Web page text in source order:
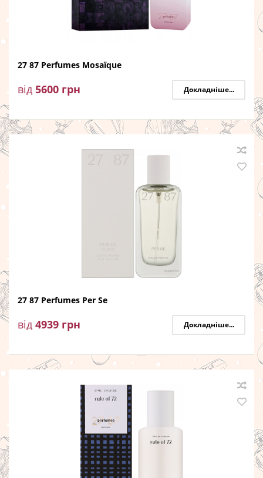
27 87 Perfumes Mosaïque
від 5600 грн Докладніше...
27 87 Perfumes Per Se
від 4939 грн Докладніше...